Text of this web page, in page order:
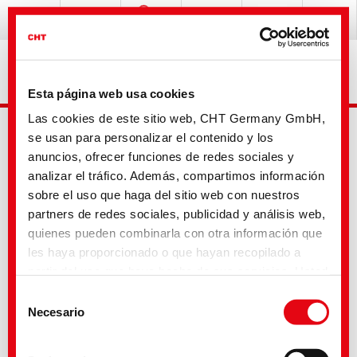
Esta página web usa cookies
Las cookies de este sitio web, CHT Germany GmbH,
se usan para personalizar el contenido y los
anuncios, ofrecer funciones de redes sociales y
analizar el tráfico. Además, compartimos información
sobre el uso que haga del sitio web con nuestros
partners de redes sociales, publicidad y análisis web,
quienes pueden combinarla con otra información que
les haya proporcionado o que hayan recopilado a
nuestro sitio web. Con algunos de los servicios
utilizados, existe la posibilidad de que los datos se
transfieran a los Estados Unidos y sean tratados por
Necesario
Busqueda avanzada
Tu selección